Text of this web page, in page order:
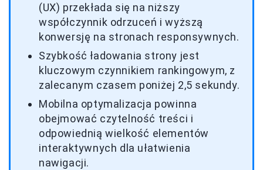
(UX) przekłada się na niższy
współczynnik odrzuceń i wyższą
konwersję na stronach responsywnych.
Szybkość ładowania strony jest
kluczowym czynnikiem rankingowym, z
zalecanym czasem poniżej 2,5 sekundy.
Mobilna optymalizacja powinna
obejmować czytelność treści i
odpowiednią wielkość elementów
interaktywnych dla ułatwienia
nawigacji.